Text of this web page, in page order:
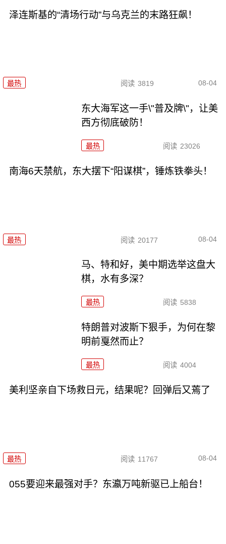
泽连斯基的“清场行动”与乌克兰的末路狂飙！
最热 阅读 3819 08-04
东大海军这一手\"普及牌\"，让美
西方彻底破防！
最热 阅读 23026
南海6天禁航，东大摆下“阳谋棋”，锤炼铁拳头！
最热 阅读 20177 08-04
马、特和好，美中期选举这盘大
棋，水有多深？
最热 阅读 5838
特朗普对波斯下狠手，为何在黎
明前戛然而止？
最热 阅读 4004
美利坚亲自下场救日元，结果呢？回弹后又蔫了
最热 阅读 11767 08-04
055要迎来最强对手？东瀛万吨新驱已上船台！